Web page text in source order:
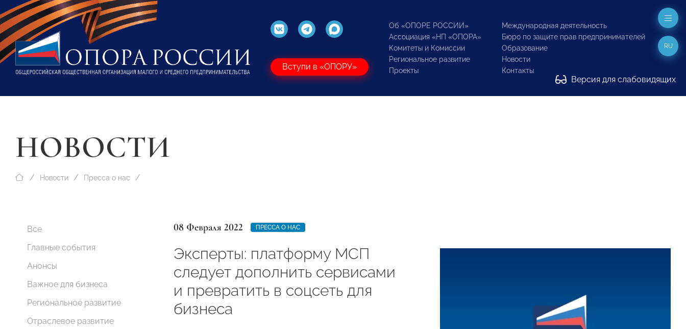
Вступи в «ОПОРУ»
Об «ОПОРЕ РОССИИ»
Ассоциация «НП «ОПОРА»
Комитеты и Комиссии
Региональное развитие
Проекты
Международная деятельность
Бюро по защите прав предпринимателей
Образование
Новости
Контакты
Версия для слабовидящих
RU
НОВОСТИ
Новости Пресса о нас
Все
Главные события
Анонсы
Важное для бизнеса
Региональное развитие
Отраслевое развитие
08 Февраля 2022 ПРЕССА О НАС
Эксперты: платформу МСП
следует дополнить сервисами
и превратить в соцсеть для
бизнеса